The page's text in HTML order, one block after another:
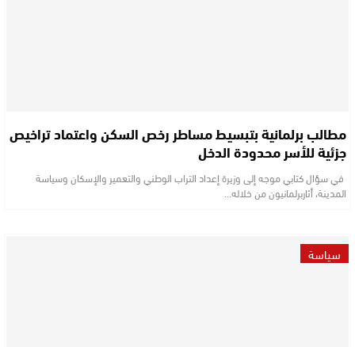
مطالب برلمانية بتبسيط مساطر رخص السكن واعتماد تراخيص
جزئية للأسر محدودة الدخل
في سؤال كتابي موجه إلى وزيرة إعداد التراب الوطني والتعمير والإسكان وسياسة
المدينة، أثاربرلمانيون من خلاله…
سياسة